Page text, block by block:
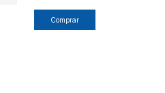
Comprar